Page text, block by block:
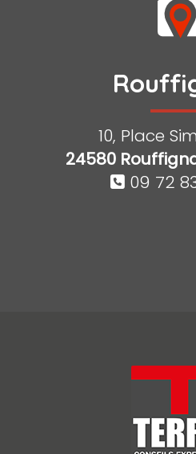
10, Place
24580
09 72